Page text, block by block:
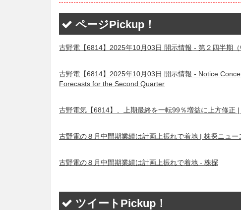
ページPickup！
古野電【6814】2025年10月03日 開示情報 - 第２四半期
古野電【6814】2025年10月03日 開示情報 - Notice
Forecasts for the Second Quarter
古野電気【6814】、上期最終を一転99％増益に上方修正 |
古野電の８月中間期業績は計画上振れで着地 | 株探ニュー
古野電の８月中間期業績は計画上振れで着地 - 株探
ツイートPickup！